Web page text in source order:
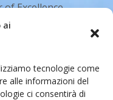
ai
tecnologie come
alle informazioni del
ci consentirà di
Excellence
Reduction.